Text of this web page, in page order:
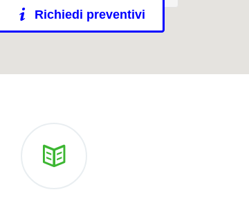
Richiedi preventivi